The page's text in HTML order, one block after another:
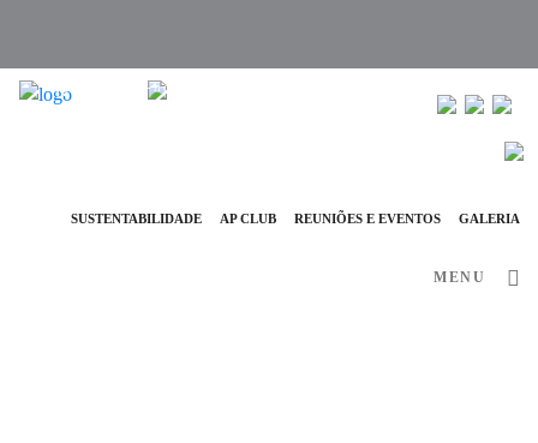
info@ap-hotelsresorts.com
SUSTENTABILIDADE AP CLUB REUNIÕES E EVENTOS GALERIA
MENU